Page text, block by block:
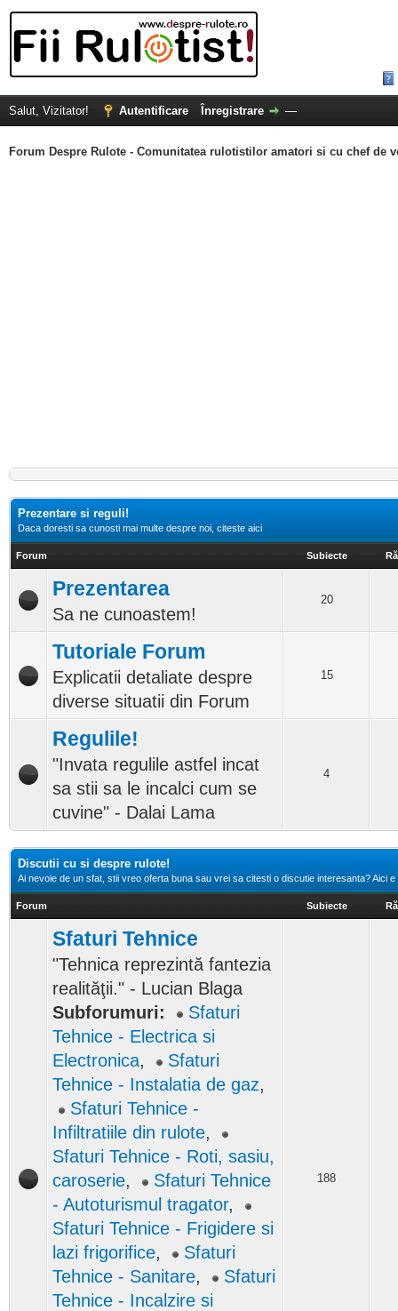
Salut, Vizitator! Autentificare Înregistrare —
Forum Despre Rulote - Comunitatea rulotistilor amatori si cu chef de
Prezentare si reguli!
Daca doresti sa cunosti mai multe despre noi, citeste aici
Forum Subiecte
Prezentarea
Sa ne cunoastem!
20
Tutoriale Forum
Explicatii detaliate despre
diverse situatii din Forum
15
Regulile!
"Invata regulile astfel incat
sa stii sa le incalci cum se
cuvine" - Dalai Lama
4
Discutii cu si despre rulote!
Ai nevoie de un sfat, stii vreo oferta buna sau vrei sa citesti o discutie interesanta? Aici e
Forum Subiecte
Sfaturi Tehnice
"Tehnica reprezintă fantezia
realităţii." - Lucian Blaga
Subforumuri:
Sfaturi
Tehnice - Electrica si
Electronica,
Sfaturi
Tehnice - Instalatia de gaz,
Sfaturi Tehnice -
Infiltratiile din rulote,
Sfaturi Tehnice - Roti, sasiu,
caroserie,
Sfaturi Tehnice
- Autoturismul tragator,
Sfaturi Tehnice - Frigidere si
lazi frigorifice,
Sfaturi
Tehnice - Sanitare,
Sfaturi
Tehnice - Incalzire si
188